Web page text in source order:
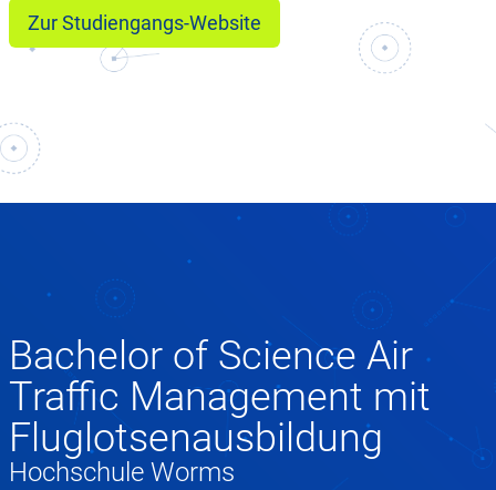
Zur Studiengangs-Website
Bachelor of Science Air
Traffic Management mit
Fluglotsenausbildung
Hochschule Worms